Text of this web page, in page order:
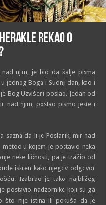
rekao o
nad njim, je bio da šalje pisma
jednog Boga i Sudnji dan, kao i
Bog Uzvišeni poslao. Jedan od
nad njim, poslao pismo jeste i
sazna da li je Poslanik, mir nad
u kojem je postavio neka
neke ličnosti, pa je tražio od
iskren kako njegov odgovor
Izabrao je tako najbližeg
postavio nadzornike koji su ga
što nije istina ili pokuša da je